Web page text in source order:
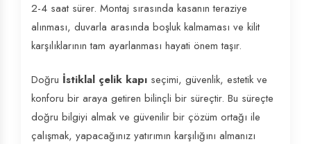
2-4 saat sürer. Montaj sırasında kasanın teraziye
alınması, duvarla arasında boşluk kalmaması ve kilit
karşılıklarının tam ayarlanması hayati önem taşır.
Doğru İstiklal çelik kapı seçimi, güvenlik, estetik ve
konforu bir araya getiren bilinçli bir süreçtir. Bu süreçte
doğru bilgiyi almak ve güvenilir bir çözüm ortağı ile
çalışmak, yapacağınız yatırımın karşılığını almanızı